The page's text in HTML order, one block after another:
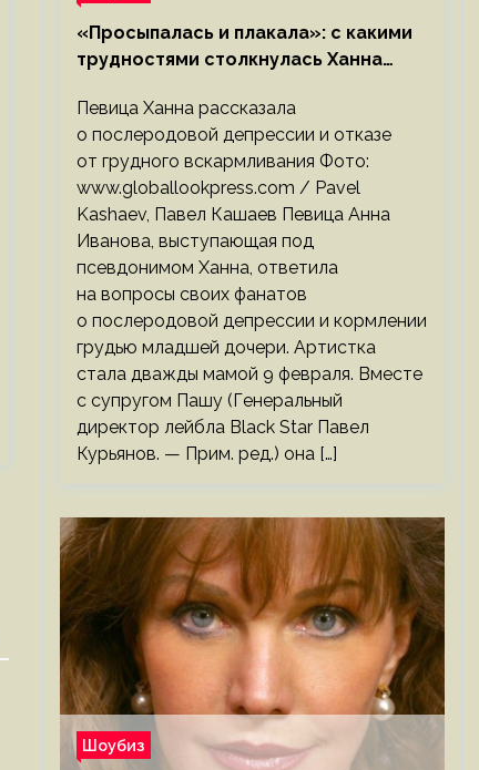
«Просыпалась и плакала»: с какими
трудностями столкнулась Ханна
Певица Ханна рассказала
о послеродовой депрессии и отказе
от грудного вскармливания Фото:
www.globallookpress.com / Pavel
Kashaev, Павел Кашаев Певица Анна
Иванова, выступающая под
псевдонимом Ханна, ответила
на вопросы своих фанатов
о послеродовой депрессии и кормлении
грудью младшей дочери. Артистка
стала дважды мамой 9 февраля. Вместе
с супругом Пашу (Генеральный
директор лейбла Black Star Павел
Курьянов. — Прим. ред.) она […]
Шоубиз